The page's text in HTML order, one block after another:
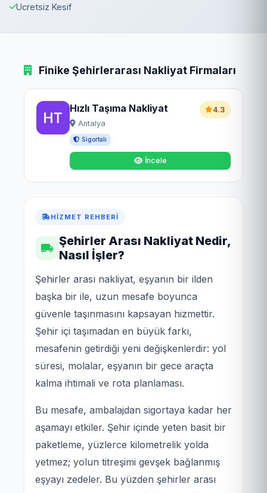
Ucretsiz Kesif
Finike Şehirlerarası Nakliyat Firmaları
Hızlı Taşıma Nakliyat
Antalya
4.3
Sigortalı
İncele
HIZMET REHBERI
Şehirler Arası Nakliyat Nedir,
Nasıl İşler?
Şehirler arası nakliyat, eşyanın bir ilden
başka bir ile, uzun mesafe boyunca
güvenle taşınmasını kapsayan hizmettir.
Şehir içi taşımadan en büyük farkı,
mesafenin getirdiği yeni değişkenlerdir: yol
süresi, molalar, eşyanın bir gece araçta
kalma ihtimali ve rota planlaması.
Bu mesafe, ambalajdan sigortaya kadar her
aşamayı etkiler. Şehir içinde yeten basit bir
paketleme, yüzlerce kilometrelik yolda
yetmez; yolun titreşimi gevşek bağlanmış
eşyayı zedeler. Bu yüzden şehirler arası